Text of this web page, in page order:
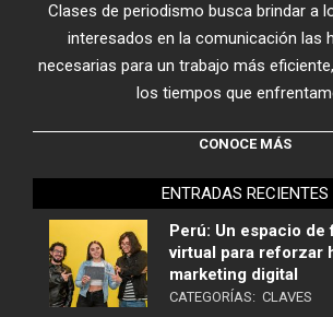
Clases de periodismo busca brindar a
interesados en la comunicación las
necesarias para un trabajo más
los tiempos que
CONOCE MÁS
ENTRADAS RECIENTES
Perú: Un espacio de
virtual para reforzar
marketing digital
CATEGORÍAS: CLAVES